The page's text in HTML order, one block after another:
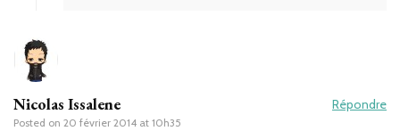
Nicolas Issalene
Posted on 20 février 2014 at 10h35
Répondre